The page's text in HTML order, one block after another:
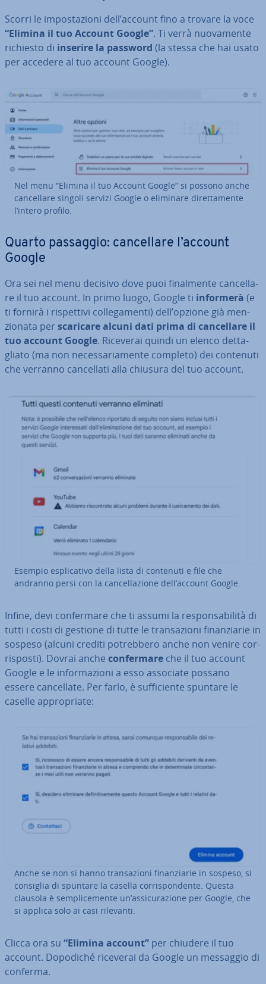
Scorri le im­po­sta­zio­ni dell’account fino a trovare la voce
“Elimina il tuo Account Google”. Ti verrà nuo­va­men­te
richiesto di inserire la password (la stessa che hai usato
per accedere al tuo account Google).
Nel menu “Elimina il tuo Account Google” si possono anche
can­cel­la­re singoli servizi Google o eliminare di­ret­ta­men­te
l’intero profilo.
Quarto passaggio: can­cel­la­re l’account
Google
Ora sei nel menu decisivo dove puoi fi­nal­men­te can­cel­la­
re il tuo account. In primo luogo, Google ti informerà (e
ti fornirà i ri­spet­ti­vi col­le­ga­men­ti) dell’opzione già men­
zio­na­ta per scaricare alcuni dati prima di can­cel­la­re il
tuo account Google. Riceverai quindi un elenco det­ta­
glia­to (ma non ne­ces­sa­ria­men­te completo) dei contenuti
che verranno can­cel­la­ti alla chiusura del tuo account.
Esempio espli­ca­ti­vo della lista di contenuti e file che
andranno persi con la can­cel­la­zio­ne dell’account Google.
Infine, devi con­fer­ma­re che ti assumi la re­spon­sa­bi­li­tà di
tutti i costi di gestione di tutte le tran­sa­zio­ni fi­nan­zia­rie in
sospeso (alcuni crediti po­treb­be­ro anche non venire cor­
ri­spo­sti). Dovrai anche con­fer­ma­re che il tuo account
Google e le in­for­ma­zio­ni a esso associate possano
essere can­cel­la­te. Per farlo, è suf­fi­cien­te spuntare le
caselle ap­pro­pria­te:
Anche se non si hanno tran­sa­zio­ni fi­nan­zia­rie in sospeso, si
consiglia di spuntare la casella cor­ri­spon­den­te. Questa
clausola è sem­pli­ce­men­te un’as­si­cu­ra­zio­ne per Google, che
si applica solo ai casi rilevanti.
Clicca ora su “Elimina account” per chiudere il tuo
account. Dopodiché riceverai da Google un messaggio di
conferma.